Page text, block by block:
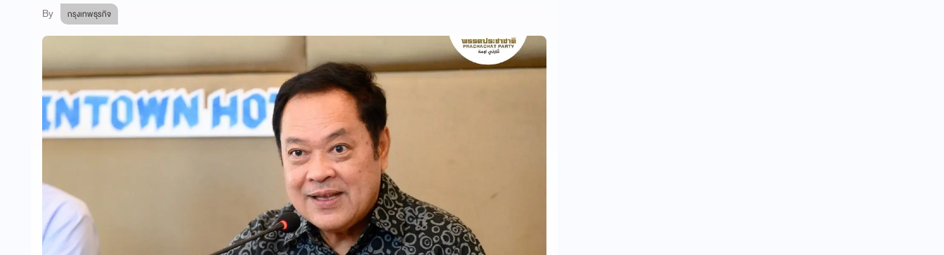
By กรุงเทพธุรกิจ